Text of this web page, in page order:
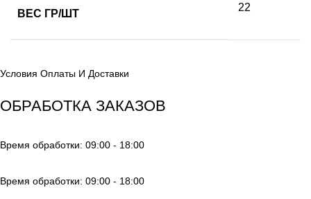
ВЕС ГР/ШТ
22
Условия Оплаты И Доставки
ОБРАБОТКА ЗАКАЗОВ
Время обработки: 09:00 - 18:00
Время обработки: 09:00 - 18:00